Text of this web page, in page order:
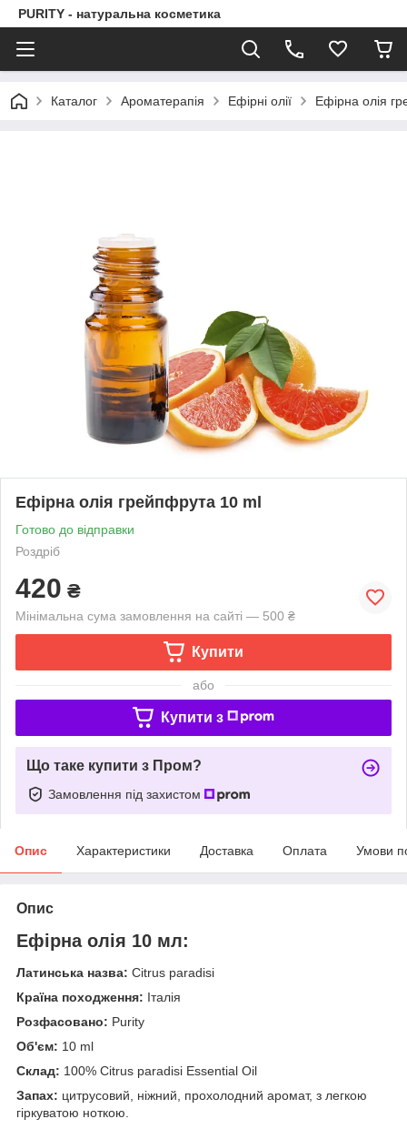
PURITY - натуральна косметика
Каталог Ароматерапія Ефірні олії Ефірна олія
Ефірна олія грейпфрута 10 ml
Готово до відправки
Роздріб
420 ₴
Мінімальна сума замовлення на сайті — 500 ₴
Купити
або
Купити з
Що таке купити з Пром?
Замовлення під захистом
Опис Характеристики Доставка Оплата Умови
Опис
Ефірна олія 10 мл:
Латинська назва: Citrus paradisi
Країна походження: Італія
Розфасовано: Purity
Об'єм: 10 ml
Склад: 100% Citrus paradisi Essential Oil
Запах: цитрусовий, ніжний, прохолодний аромат, з легкою
гіркуватою ноткою.